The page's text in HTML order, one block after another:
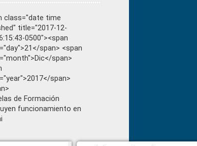
class="date time
title="2017-12-
0500"><span
span> <span
span>
span>
de Formación
funcionamiento en